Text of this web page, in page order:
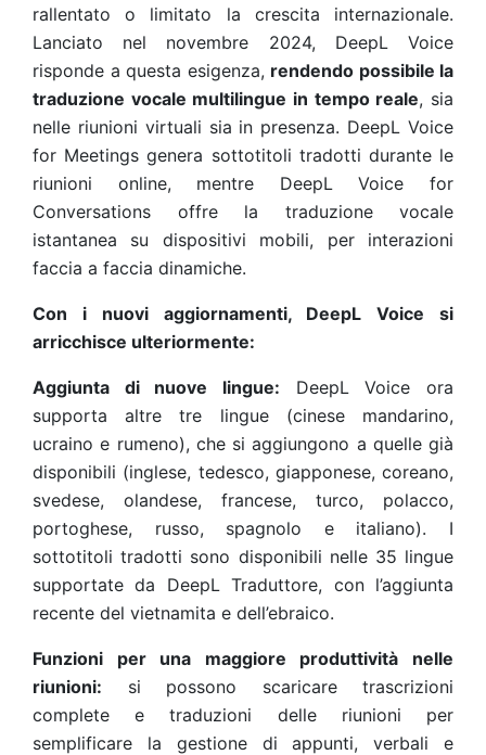
rallentato o limitato la crescita internazionale.
Lanciato nel novembre 2024, DeepL Voice
risponde a questa esigenza, rendendo possibile la
traduzione vocale multilingue in tempo reale, sia
nelle riunioni virtuali sia in presenza. DeepL Voice
for Meetings genera sottotitoli tradotti durante le
riunioni online, mentre DeepL Voice for
Conversations offre la traduzione vocale
istantanea su dispositivi mobili, per interazioni
faccia a faccia dinamiche.
Con i nuovi aggiornamenti, DeepL Voice si
arricchisce ulteriormente:
Aggiunta di nuove lingue: DeepL Voice ora
supporta altre tre lingue (cinese mandarino,
ucraino e rumeno), che si aggiungono a quelle già
disponibili (inglese, tedesco, giapponese, coreano,
svedese, olandese, francese, turco, polacco,
portoghese, russo, spagnolo e italiano). I
sottotitoli tradotti sono disponibili nelle 35 lingue
supportate da DeepL Traduttore, con l’aggiunta
recente del vietnamita e dell’ebraico.
Funzioni per una maggiore produttività nelle
riunioni: si possono scaricare trascrizioni
complete e traduzioni delle riunioni per
semplificare la gestione di appunti, verbali e